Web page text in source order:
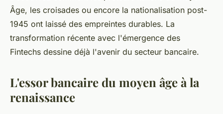
Âge, les croisades ou encore la nationalisation post-
1945 ont laissé des empreintes durables. La
transformation récente avec l'émergence des
Fintechs dessine déjà l'avenir du secteur bancaire.
L'essor bancaire du moyen âge à la
renaissance